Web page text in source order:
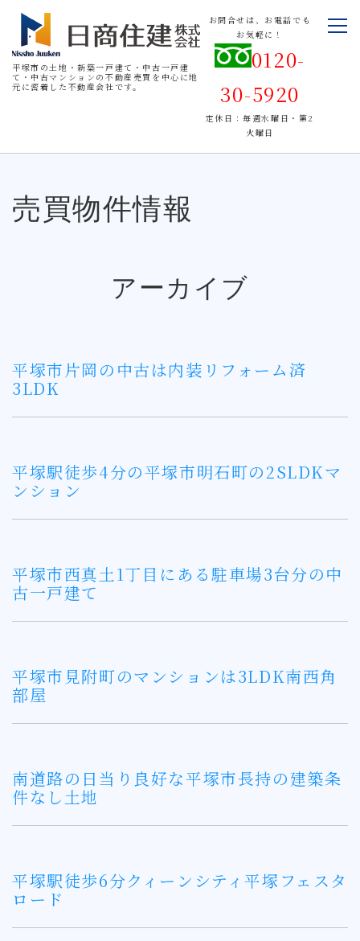
平塚市の土地・新築一戸建て・中古一戸建
て・中古マンションの不動産売買を中心に地
元に密着した不動産会社です。
お問合せは、お電話でも
お気軽に！
0120-
30-5920
定休日：毎週水曜日・第2
火曜日
売買物件情報
アーカイブ
平塚市片岡の中古は内装リフォーム済
3LDK
平塚駅徒歩4分の平塚市明石町の2SLDKマ
ンション
平塚市西真土1丁目にある駐車場3台分の中
古一戸建て
平塚市見附町のマンションは3LDK南西角
部屋
南道路の日当り良好な平塚市長持の建築条
件なし土地
平塚駅徒歩6分クィーンシティ平塚フェスタ
ロード